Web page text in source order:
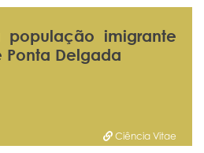
população imigrante
Delgada
Ciência Vitae